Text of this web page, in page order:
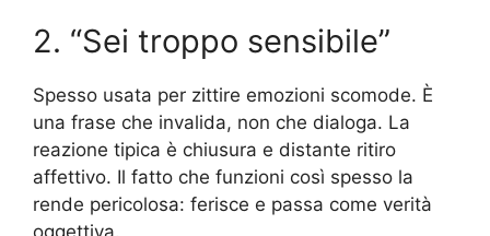
2. “Sei troppo sensibile”
Spesso usata per zittire emozioni scomode. È
una frase che invalida, non che dialoga. La
reazione tipica è chiusura e distante ritiro
affettivo. Il fatto che funzioni così spesso la
rende pericolosa: ferisce e passa come verità